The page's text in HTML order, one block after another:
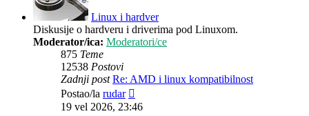
Linux i hardver
Diskusije o hardveru i driverima pod Linuxom.
Moderator/ica: Moderatori/ce
875 Teme
12538 Postovi
Zadnji post Re: AMD i linux kompatibilnost
Postao/la rudar
post
19 vel 2026, 23:46